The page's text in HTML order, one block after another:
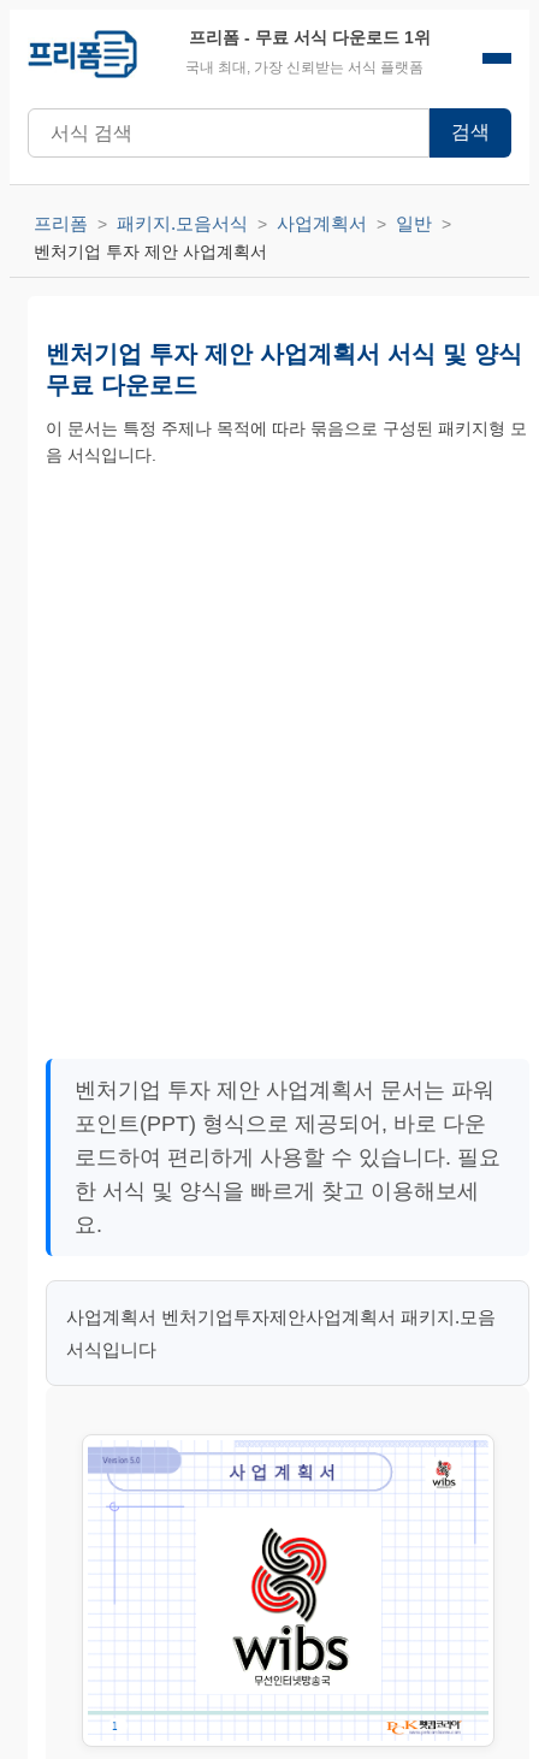
프리폼 - 무료 서식 다운로드 1위
국내 최대, 가장 신뢰받는 서식 플랫폼
검색
프리폼 패키지.모음서식 사업계획서 일반
벤처기업 투자 제안 사업계획서
벤처기업 투자 제안 사업계획서 서식 및 양식
무료 다운로드
이 문서는 특정 주제나 목적에 따라 묶음으로 구성된 패키지형 모
음 서식입니다.
벤처기업 투자 제안 사업계획서 문서는 파워
포인트(PPT) 형식으로 제공되어, 바로 다운
로드하여 편리하게 사용할 수 있습니다. 필요
한 서식 및 양식을 빠르게 찾고 이용해보세
요.
사업계획서 벤처기업투자제안사업계획서 패키지.모음
서식입니다